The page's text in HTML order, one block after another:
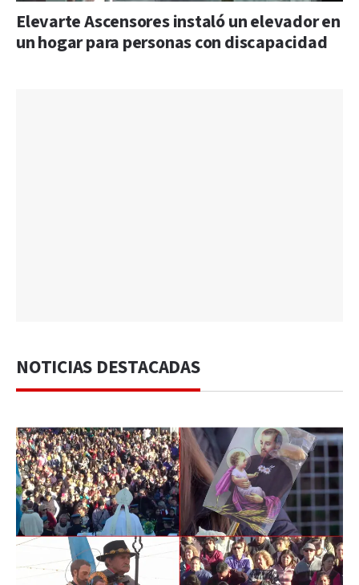
Elevarte Ascensores instaló un elevador en
un hogar para personas con discapacidad
NOTICIAS DESTACADAS